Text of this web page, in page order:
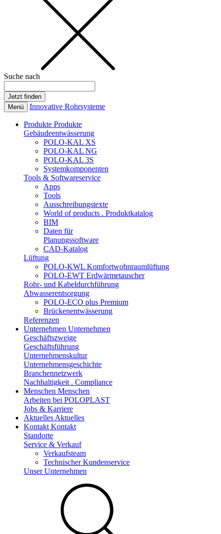
Suche nach
Menü Innovative Rohrsysteme
Produkte Produkte
Gebäudeentwässerung
POLO-KAL XS
POLO-KAL NG
POLO-KAL 3S
Systemkomponenten
Tools & Softwareservice
Apps
Tools
Ausschreibungstexte
World of products . Produktkatalog
BIM
Daten für
Planungssoftware
CAD-Katalog
Lüftung
POLO-KWL Komfortwohnraumlüftung
POLO-EWT Erdwärmetauscher
Rohr- und Kabeldurchführung
Abwasserentsorgung
POLO-ECO plus Premium
Brückenentwässerung
Referenzen
Unternehmen Unternehmen
Geschäftszweige
Geschäftsführung
Unternehmenskultur
Unternehmensgeschichte
Branchennetzwerk
Nachhaltigkeit . Compliance
Menschen Menschen
Arbeiten bei POLOPLAST
Jobs & Karriere
Aktuelles Aktuelles
Kontakt Kontakt
Standorte
Service & Verkauf
Verkaufsteam
Technischer Kundenservice
Unser Unternehmen